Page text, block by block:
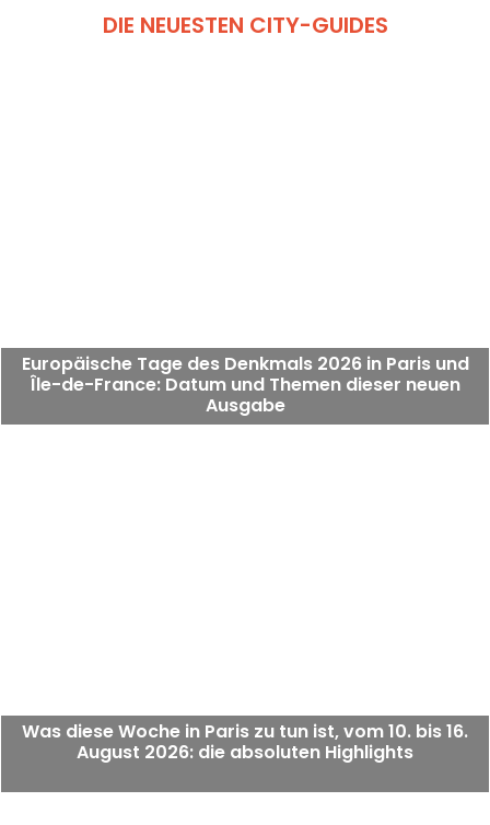
DIE NEUESTEN CITY-GUIDES
Europäische Tage des Denkmals 2026 in Paris und
Île-de-France: Datum und Themen dieser neuen
Ausgabe
Was diese Woche in Paris zu tun ist, vom 10. bis 16.
August 2026: die absoluten Highlights